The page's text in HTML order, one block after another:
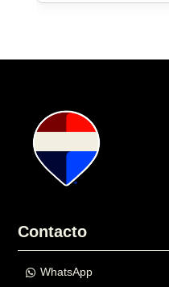
Contacto
WhatsApp